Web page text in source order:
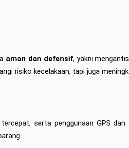
aman dan defensif, yakni
risiko kecelakaan, tapi juga
serta penggunaan GPS